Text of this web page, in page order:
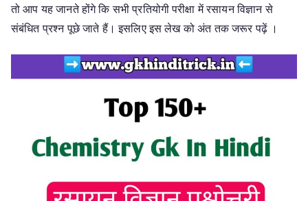
तो आप यह जानते होंगे कि सभी प्रतियोगी परीक्षा में रसायन विज्ञान से
संबंधित प्रश्न पूछे जाते हैं। इसलिए इस लेख को अंत तक जरूर पढ़ें ।